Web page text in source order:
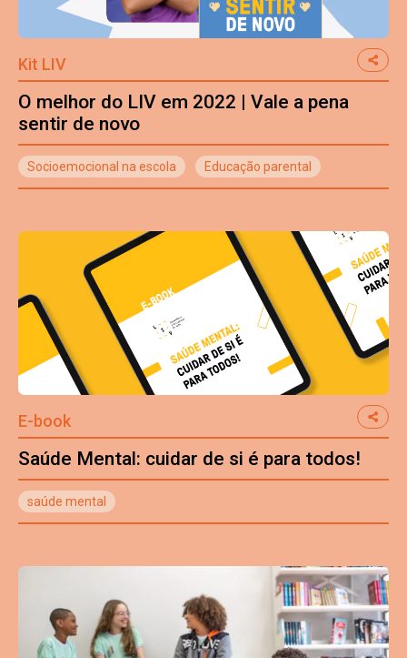
Kit LIV
O melhor do LIV em 2022 | Vale a pena
sentir de novo
Socioemocional na escola Educação parental
E-book
Saúde Mental: cuidar de si é para todos!
saúde mental